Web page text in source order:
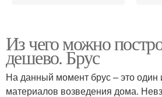
Недорогой дом
Из чего можно
дешево. Брус
На данный момент брус – это
материалов возведения дома.